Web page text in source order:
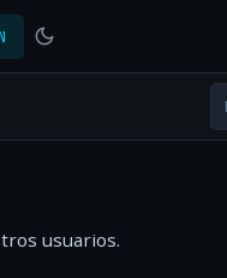
usuarios.